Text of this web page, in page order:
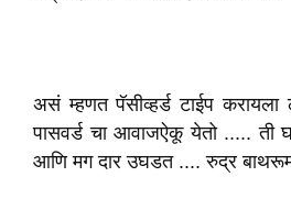
असं म्हणत पॅसीव्हर्ड टाईप करायला
पासवर्ड चा आवाजऐकू येतो ..... ती
आणि मग दार उघडत .... रुद्र